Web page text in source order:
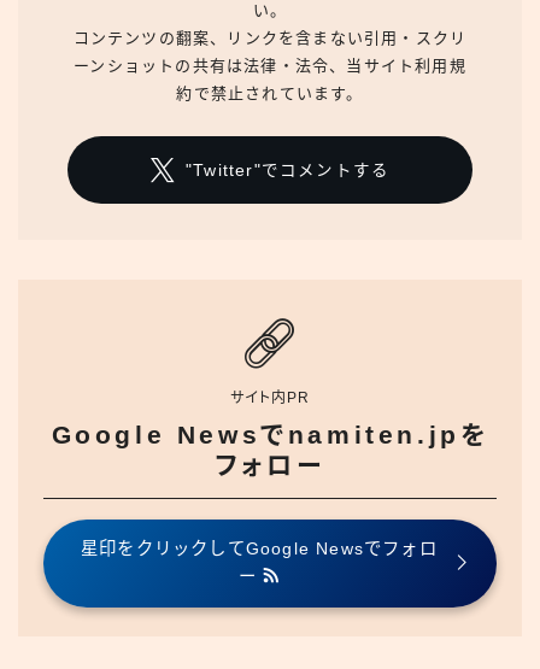
い。
コンテンツの翻案、リンクを含まない引用・スクリ
ーンショットの共有は法律・法令、当サイト利用規
約で禁止されています。
"Twitter"でコメントする
サイト内PR
Google Newsでnamiten.jpを
フォロー
星印をクリックしてGoogle Newsでフォロ
ー